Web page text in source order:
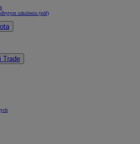
szkoleniu (pdf)
Trade